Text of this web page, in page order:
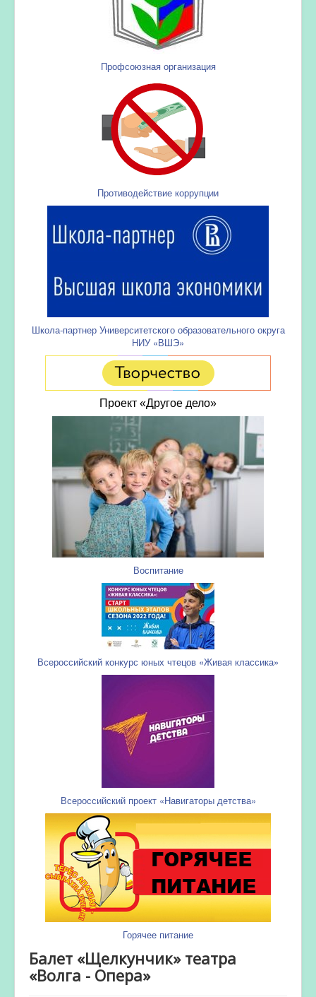
Профсоюзная организация
Противодействие коррупции
Школа-партнер Университетского образовательного округа
НИУ «ВШЭ»
Проект «Другое дело»
Воспитание
Всероссийский конкурс юных чтецов «Живая классика»
Всероссийский проект «Навигаторы детства»
Горячее питание
Балет «Щелкунчик» театра
«Волга - Опера»